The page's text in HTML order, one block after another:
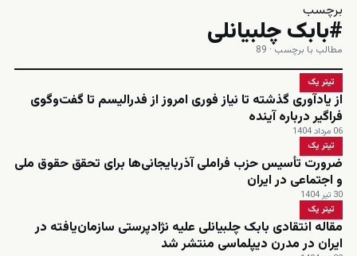
برچسب
#بابک چلبیانلی
مطالب با برچسب · 89
تیتر یک
از یادآوری گذشته تا نیاز فوری امروز از فدرالیسم تا گفت‌وگوی
فراگیر درباره آینده
06 مرداد 1404
تیتر یک
ضرورت تأسیس حزب فراملی آذربایجانی‌ها برای تحقق حقوق ملی
و اجتماعی در ایران
30 تیر 1404
تیتر یک
مقاله‌ انتقادی بابک چلبیانلی علیه نژادپرستی سازمان‌یافته در
ایران در مدرن دیپلماسی منتشر شد